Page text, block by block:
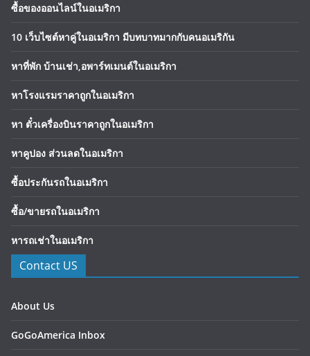
ซื้อของออนไลน์ในอเมริกา
10 เว็บไซต์หาคู่ในอเมริกา มีบทบาทมากกับคนอเมริกัน
หาที่พัก บ้านเช่า,อพาร์ทเมนต์ในอเมริกา
หาโรงแรมราคาถูกในอเมริกา
หา ตั๋วเครื่องบินราคาถูกในอเมริกา
หาคูปอง ส่วนลดในอเมริกา
ซื้อประกันรถในอเมริกา
ซื้อ/ขายรถในอเมริกา
หารถเช่าในอเมริกา
Contact US
About Us
GoGoAmerica Inbox